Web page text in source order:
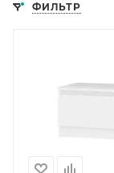
ФИЛЬТР